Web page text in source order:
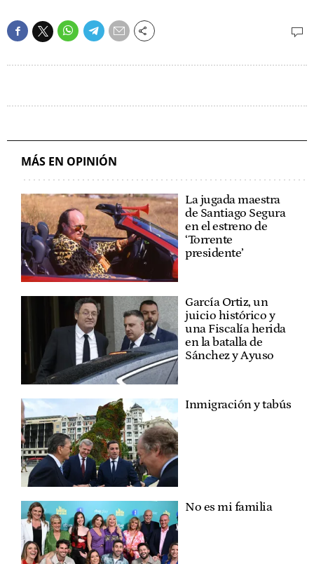
MÁS EN OPINIÓN
La jugada maestra
de Santiago Segura
en el estreno de
‘Torrente
presidente’
García Ortiz, un
juicio histórico y
una Fiscalía herida
en la batalla de
Sánchez y Ayuso
Inmigración y tabús
No es mi familia